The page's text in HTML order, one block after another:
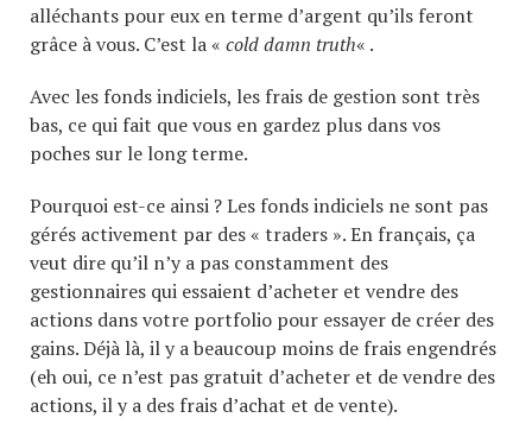
alléchants pour eux en terme d’argent qu’ils feront
grâce à vous. C’est la « cold damn truth« .
Avec les fonds indiciels, les frais de gestion sont très
bas, ce qui fait que vous en gardez plus dans vos
poches sur le long terme.
Pourquoi est-ce ainsi ? Les fonds indiciels ne sont pas
gérés activement par des « traders ». En français, ça
veut dire qu’il n’y a pas constamment des
gestionnaires qui essaient d’acheter et vendre des
actions dans votre portfolio pour essayer de créer des
gains. Déjà là, il y a beaucoup moins de frais engendrés
(eh oui, ce n’est pas gratuit d’acheter et de vendre des
actions, il y a des frais d’achat et de vente).